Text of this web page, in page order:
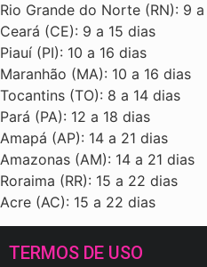
Rio Grande do Norte (RN): 9
Ceará (CE): 9 a 15 dias
Piauí (PI): 10 a 16 dias
Maranhão (MA): 10 a 16 dias
Tocantins (TO): 8 a 14 dias
Pará (PA): 12 a 18 dias
Amapá (AP): 14 a 21 dias
Amazonas (AM): 14 a 21 dias
Roraima (RR): 15 a 22 dias
Acre (AC): 15 a 22 dias
TERMOS DE USO